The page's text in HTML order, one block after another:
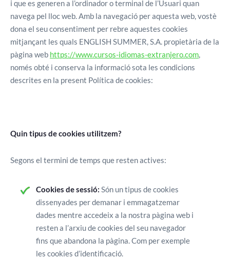
i que es generen a l’ordinador o terminal de l’Usuari quan
navega pel lloc web. Amb la navegació per aquesta web, vostè
dona el seu consentiment per rebre aquestes cookies
mitjançant les quals ENGLISH SUMMER, S.A. propietària de la
pàgina web https://www.cursos-idiomas-extranjero.com,
només obté i conserva la informació sota les condicions
descrites en la present Política de cookies:
Quin tipus de cookies utilitzem?
Segons el termini de temps que resten actives:
Cookies de sessió: Són un tipus de cookies
dissenyades per demanar i emmagatzemar
dades mentre accedeix a la nostra pàgina web i
resten a l’arxiu de cookies del seu navegador
fins que abandona la pàgina. Com per exemple
les cookies d’identificació.